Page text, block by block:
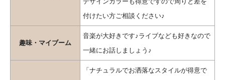
付けたい方ご相談ください♪
趣味・マイブーム
音楽が大好きです♪ライブなども好きなので
一緒にお話しましょう♪
「ナチュラルでお洒落なスタイルが得意で